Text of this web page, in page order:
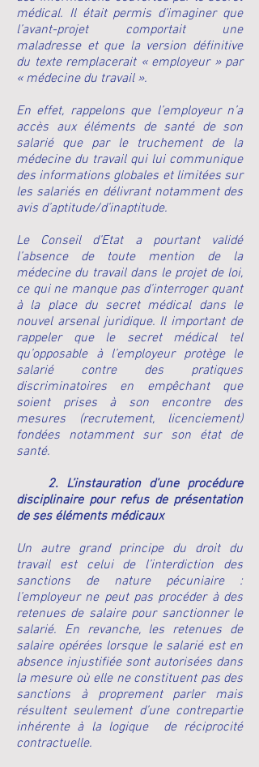
médical. Il était permis d’imaginer que
l’avant-projet comportait une
maladresse et que la version définitive
du texte remplacerait « employeur » par
« médecine du travail ».
En effet, rappelons que l’employeur n’a
accès aux éléments de santé de son
salarié que par le truchement de la
médecine du travail qui lui communique
des informations globales et limitées sur
les salariés en délivrant notamment des
avis d’aptitude/d’inaptitude.
Le Conseil d’Etat a pourtant validé
l’absence de toute mention de la
médecine du travail dans le projet de loi,
ce qui ne manque pas d’interroger quant
à la place du secret médical dans le
nouvel arsenal juridique. Il important de
rappeler que le secret médical tel
qu’opposable à l’employeur protège le
salarié contre des pratiques
discriminatoires en empêchant que
soient prises à son encontre des
mesures (recrutement, licenciement)
fondées notamment sur son état de
santé.
2. L’instauration d’une procédure
disciplinaire pour refus de présentation
de ses éléments médicaux
Un autre grand principe du droit du
travail est celui de l’interdiction des
sanctions de nature pécuniaire :
l’employeur ne peut pas procéder à des
retenues de salaire pour sanctionner le
salarié. En revanche, les retenues de
salaire opérées lorsque le salarié est en
absence injustifiée sont autorisées dans
la mesure où elle ne constituent pas des
sanctions à proprement parler mais
résultent seulement d’une contrepartie
inhérente à la logique de réciprocité
contractuelle.